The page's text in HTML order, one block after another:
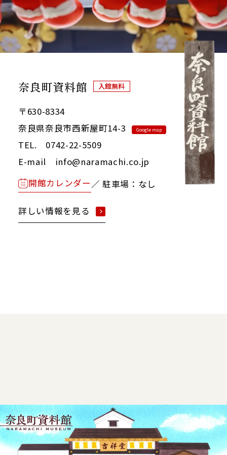
奈良町資料館 入館無料
〒630-8334
奈良県奈良市西新屋町14-3
Google map
TEL. 0742-22-5509
E-mail info@naramachi.co.jp
開館カレンダー ／ 駐車場：なし
詳しい情報を見る